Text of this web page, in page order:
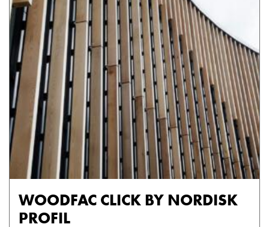
WOODFAC CLICK BY NORDISK
PROFIL